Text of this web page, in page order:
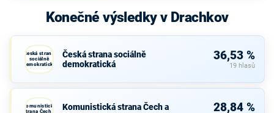
Konečné výsledky v Drachkov
Česká strana
sociálně
demokratická
Česká strana sociálně
demokratická
36,53 %
19 hlasů
Komunistická
strana Čech a
Komunistická strana Čech a
28,84 %